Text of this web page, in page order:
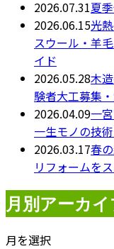
2026.07.31夏
2026.06.15光
スウール・羊
イド
2026.05.28木
験者大工募集
2026.04.09一
一生モノの技
2026.03.17春
リフォームを
月別アーカ
月を選択